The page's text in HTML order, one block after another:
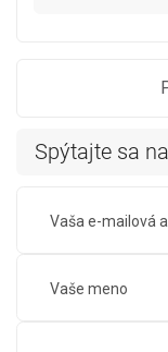
Spýtajte sa